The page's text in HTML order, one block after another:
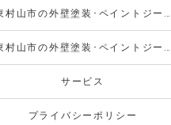
東村山市の外壁塗装･ペイントジーラフの口コミ情報
東村山市の外壁塗装･ペイントジーラフのお客様の声
サービス
プライバシーポリシー